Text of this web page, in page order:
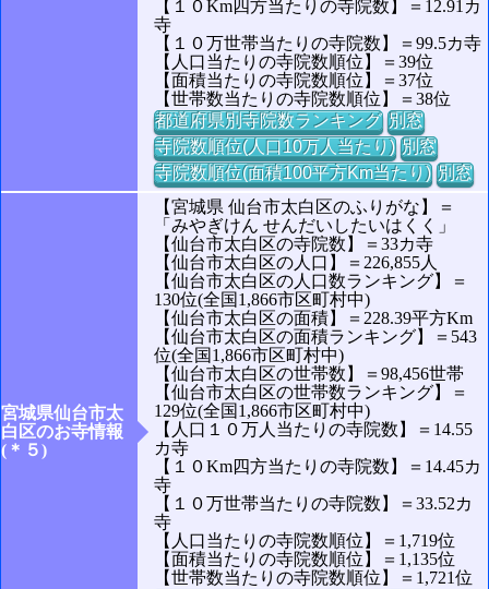
【１０Km四方当たりの寺院数】＝12.91カ
寺
【１０万世帯当たりの寺院数】＝99.5カ寺
【人口当たりの寺院数順位】＝39位
【面積当たりの寺院数順位】＝37位
【世帯数当たりの寺院数順位】＝38位
都道府県別寺院数ランキング 別窓
寺院数順位(人口10万人当たり) 別窓
寺院数順位(面積100平方Km当たり) 別窓
宮城県仙台市太
白区のお寺情報
(＊５)
【宮城県 仙台市太白区のふりがな】＝
「みやぎけん せんだいしたいはくく」
【仙台市太白区の寺院数】＝33カ寺
【仙台市太白区の人口】＝226,855人
【仙台市太白区の人口数ランキング】＝
130位(全国1,866市区町村中)
【仙台市太白区の面積】＝228.39平方Km
【仙台市太白区の面積ランキング】＝543
位(全国1,866市区町村中)
【仙台市太白区の世帯数】＝98,456世帯
【仙台市太白区の世帯数ランキング】＝
129位(全国1,866市区町村中)
【人口１０万人当たりの寺院数】＝14.55
カ寺
【１０Km四方当たりの寺院数】＝14.45カ
寺
【１０万世帯当たりの寺院数】＝33.52カ
寺
【人口当たりの寺院数順位】＝1,719位
【面積当たりの寺院数順位】＝1,135位
【世帯数当たりの寺院数順位】＝1,721位